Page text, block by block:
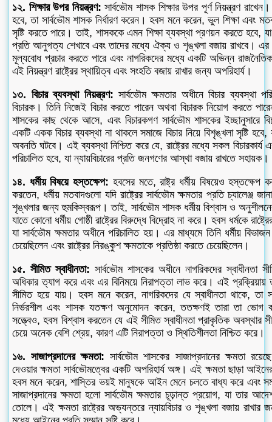
১২. শিক্ষার উপর নিয়ন্ত্রণ: সার্বভৌম শাসক শিক্ষার উপর পূর্ণ নিয়ন্ত্রণ রাখেন।
হবে, তা সার্বভৌম শাসক নির্ধারণ করেন। হবস মনে করেন, ভুল শিক্ষা এবং
সৃষ্টি করতে পারে। তাই, শাসককে এমন শিক্ষা ব্যবস্থা প্রণয়ন করতে হবে, যা
প্রতি আনুগত্য শেখাবে এবং তাদের মধ্যে ঐক্য ও শৃঙ্খলা বজায় রাখবে। এর
মূল্যবোধ প্রচার করতে পারে এবং নাগরিকদের মধ্যে একটি অভিন্ন
এই নিয়ন্ত্রণ রাষ্ট্রের স্থায়িত্ব এবং সংহতি বজায় রাখার জন্য অপরিহার্য।
১৩. বিচার ব্যবস্থা নিয়ন্ত্রণ: সার্বভৌম ক্ষমতার অধীনে বিচার ব্যবস্থা
বিচারক। তিনি নিজেই বিচার করতে পারেন অথবা বিচারক নিয়োগ করতে
শাসকের কাছ থেকে আসে, এবং বিচারকগণ সার্বভৌম শাসকের ইচ্ছানুসারে
একটি একক বিচার ব্যবস্থা না থাকলে সমাজে বিচার নিয়ে বিশৃঙ্খলা সৃষ্টি
অবনতি ঘটবে। এই ব্যবস্থা নিশ্চিত করে যে, রাষ্ট্রের মধ্যে সকল বিচারকার্য
পরিচালিত হবে, যা ন্যায়বিচারের প্রতি জনগণের আস্থা বজায় রাখতে সহায়ক।
১৪. ধর্মীয় বিষয়ে হস্তক্ষেপ: হবসের মতে, রাষ্ট্র ধর্মীয় বিষয়েও হস্তক্ষেপ
করতেন, ধর্মীয় মতবাদগুলো যদি রাষ্ট্রের সার্বভৌম ক্ষমতার প্রতি চ্যালেঞ্জ
শৃঙ্খলার জন্য হুমকিস্বরূপ। তাই, সার্বভৌম শাসক ধর্মীয় বিশ্বাস ও
যাতে কোনো ধর্মীয় গোষ্ঠী রাষ্ট্রের বিরুদ্ধে বিদ্রোহ না করে। হবস ধর্মকে
যা সার্বভৌম ক্ষমতার অধীনে পরিচালিত হয়। এর মাধ্যমে তিনি ধর্মীয়
চেয়েছিলেন এবং রাষ্ট্রের নিরঙ্কুশ ক্ষমতাকে প্রতিষ্ঠা করতে চেয়েছিলেন।
১৫. সীমিত স্বাধীনতা: সার্বভৌম শাসকের অধীনে নাগরিকদের স্বাধীনতা
অধিকার ত্যাগ করে এবং এর বিনিময়ে নিরাপত্তা লাভ করে। এই প্রক্রিয়ায়
সীমিত হয়ে যায়। হবস মনে করেন, নাগরিকদের যে স্বাধীনতা থাকে, তা
নির্ভরশীল এবং শাসক যতক্ষণ অনুমোদন করেন, ততক্ষণই তারা তা ভোগ
সত্ত্বেও, হবস বিশ্বাস করতেন যে এই সীমিত স্বাধীনতা প্রাকৃতিক অবস্থার
চেয়ে অনেক বেশি শ্রেয়, কারণ এটি নিরাপত্তা ও স্থিতিশীলতা নিশ্চিত করে।
১৬. সাজাপ্রদানের ক্ষমতা: সার্বভৌম শাসকের সাজাপ্রদানের ক্ষমতা
দেওয়ার ক্ষমতা সার্বভৌমত্বের একটি অপরিহার্য অঙ্গ। এই ক্ষমতা ছাড়া
হবস মনে করেন, শাস্তির ভয়ই মানুষকে আইন মেনে চলতে বাধ্য করে এবং
সাজাপ্রদানের ক্ষমতা হলো সার্বভৌম ক্ষমতার চূড়ান্ত প্রয়োগ, যা তার
তোলে। এই ক্ষমতা রাষ্ট্রের অভ্যন্তরে ন্যায়বিচার ও শৃঙ্খলা বজায় রাখার